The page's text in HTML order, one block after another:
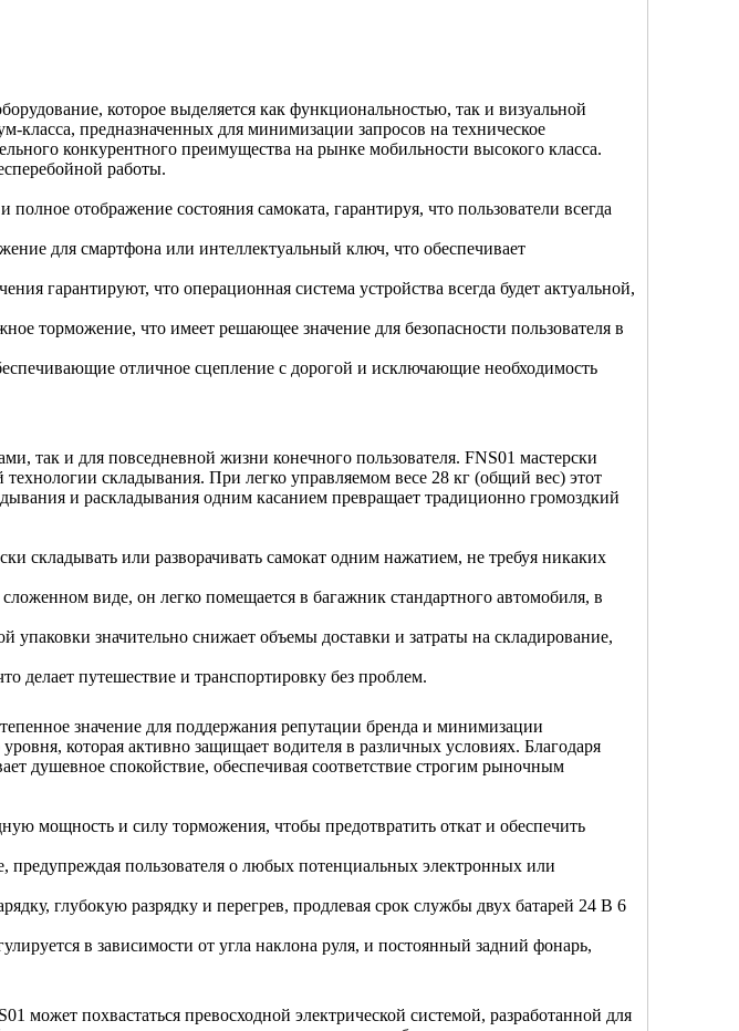
которое выделяется как функциональностью, так и визуальной
предназначенных для минимизации запросов на техническое
конкурентного преимущества на рынке мобильности высокого класса.
работы.
полное отображение состояния самоката, гарантируя, что пользователи всегда
для смартфона или интеллектуальный ключ, что обеспечивает
гарантируют, что операционная система устройства всегда будет актуальной,
торможение, что имеет решающее значение для безопасности пользователя в
отличное сцепление с дорогой и исключающие необходимость
так и для повседневной жизни конечного пользователя. FNS01 мастерски
складывания. При легко управляемом весе 28 кг (общий вес) этот
и раскладывания одним касанием превращает традиционно громоздкий
складывать или разворачивать самокат одним нажатием, не требуя никаких
виде, он легко помещается в багажник стандартного автомобиля, в
упаковки значительно снижает объемы доставки и затраты на складирование,
делает путешествие и транспортировку без проблем.
значение для поддержания репутации бренда и минимизации
которая активно защищает водителя в различных условиях. Благодаря
душевное спокойствие, обеспечивая соответствие строгим рыночным
мощность и силу торможения, чтобы предотвратить откат и обеспечить
предупреждая пользователя о любых потенциальных электронных или
глубокую разрядку и перегрев, продлевая срок службы двух батарей 24 В 6
в зависимости от угла наклона руля, и постоянный задний фонарь,
может похвастаться превосходной электрической системой, разработанной для